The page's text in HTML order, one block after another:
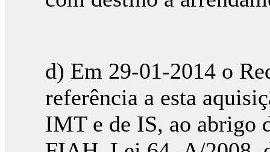
d) Em 29-01-2014 o
referência a esta
IMT e de IS, ao abrigo